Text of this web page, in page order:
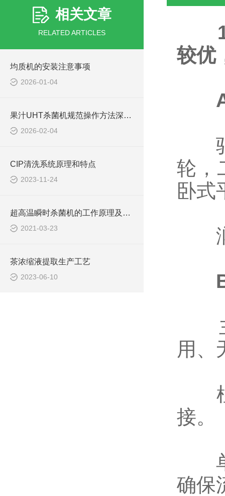
相关文章
RELATED ARTICLES
均质机的安装注意事项
2026-01-04
果汁UHT杀菌机规范操作方法深度解析与分享
2026-02-04
CIP清洗系统原理和特点
2023-11-24
超高温瞬时杀菌机的工作原理及其性能特点分析
2021-03-23
茶浓缩液提取生产工艺
2023-06-10
较优
驱
轮，
卧式
润
主
用、
柱
接。
单
确保